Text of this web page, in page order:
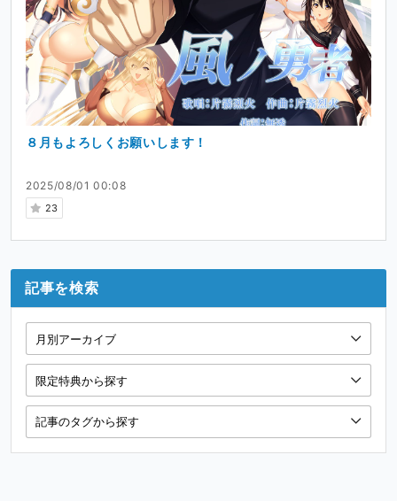
2025/08/01 00:08
23
８月もよろしくお願いします！
記事を検索